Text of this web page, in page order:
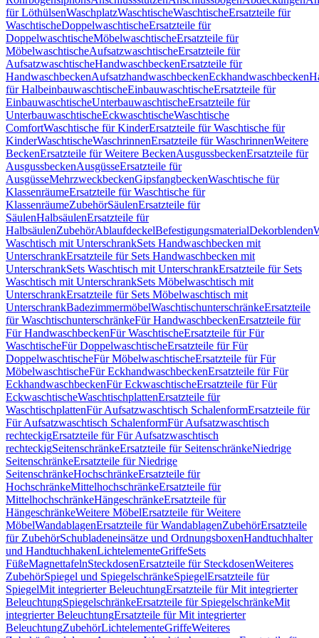
für LöthülsenWaschplatzWaschtischeWaschtischeErsatzteile für
WaschtischeDoppelwaschtischeErsatzteile für
DoppelwaschtischeMöbelwaschtischeErsatzteile für
MöbelwaschtischeAufsatzwaschtischeErsatzteile für
AufsatzwaschtischeHandwaschbeckenErsatzteile für
HandwaschbeckenAufsatzhandwaschbeckenEckhandwaschbecken
für HalbeinbauwaschtischeEinbauwaschtischeErsatzteile für
EinbauwaschtischeUnterbauwaschtischeErsatzteile für
UnterbauwaschtischeEckwaschtischeWaschtische
ComfortWaschtische für KinderErsatzteile für Waschtische für
KinderWaschtischeWaschrinnenErsatzteile für WaschrinnenWeitere
BeckenErsatzteile für Weitere BeckenAusgussbeckenErsatzteile für
AusgussbeckenAusgüsseErsatzteile für
AusgüsseMehrzweckbeckenGipsfangbeckenWaschtische für
KlassenräumeErsatzteile für Waschtische für
KlassenräumeZubehörSäulenErsatzteile für
SäulenHalbsäulenErsatzteile für
HalbsäulenZubehörAblaufdeckelBefestigungsmaterialDekorblenden
Waschtisch mit UnterschrankSets Handwaschbecken mit
UnterschrankErsatzteile für Sets Handwaschbecken mit
UnterschrankSets Waschtisch mit UnterschrankErsatzteile für Sets
Waschtisch mit UnterschrankSets Möbelwaschtisch mit
UnterschrankErsatzteile für Sets Möbelwaschtisch mit
UnterschrankBadezimmermöbelWaschtischunterschränkeErsatzteile
für WaschtischunterschränkeFür HandwaschbeckenErsatzteile für
Für HandwaschbeckenFür WaschtischeErsatzteile für Für
WaschtischeFür DoppelwaschtischeErsatzteile für Für
DoppelwaschtischeFür MöbelwaschtischeErsatzteile für Für
MöbelwaschtischeFür EckhandwaschbeckenErsatzteile für Für
EckhandwaschbeckenFür EckwaschtischeErsatzteile für Für
EckwaschtischeWaschtischplattenErsatzteile für
WaschtischplattenFür Aufsatzwaschtisch SchalenformErsatzteile für
Für Aufsatzwaschtisch SchalenformFür Aufsatzwaschtisch
rechteckigErsatzteile für Für Aufsatzwaschtisch
rechteckigSeitenschränkeErsatzteile für SeitenschränkeNiedrige
SeitenschränkeErsatzteile für Niedrige
SeitenschränkeHochschränkeErsatzteile für
HochschränkeMittelhochschränkeErsatzteile für
MittelhochschränkeHängeschränkeErsatzteile für
HängeschränkeWeitere MöbelErsatzteile für Weitere
MöbelWandablagenErsatzteile für WandablagenZubehörErsatzteile
für ZubehörSchubladeneinsätze und OrdnungsboxenHandtuchhalter
und HandtuchhakenLichtelementeGriffeSets
FüßeMagnettafelnSteckdosenErsatzteile für SteckdosenWeiteres
ZubehörSpiegel und SpiegelschränkeSpiegelErsatzteile für
SpiegelMit integrierter BeleuchtungErsatzteile für Mit integrierter
BeleuchtungSpiegelschränkeErsatzteile für SpiegelschränkeMit
integrierter BeleuchtungErsatzteile für Mit integrierter
BeleuchtungZubehörLichtelementeGriffeWeiteres